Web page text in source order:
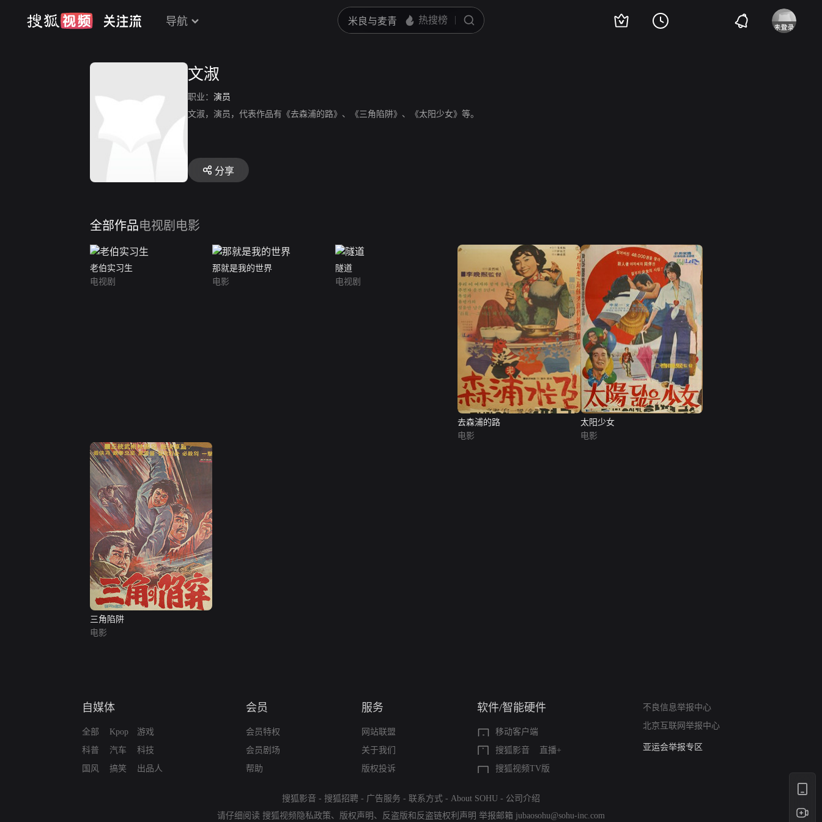
导航
文淑
职业： 演员
文淑，演员，代表作品有《去森浦的路》、《三角陷阱》、《太阳少女》等。
分享
全部作品电视剧 电影
老伯实习生
电视剧
那就是我的世界
电影
隧道
电视剧
去森浦的路
电影
太阳少女
电影
三角陷阱
电影
自媒体
全部
科普
国风
Kpop
汽车
搞笑
游戏
科技
出品人
会员
会员特权
会员剧场
帮助
服务
网站联盟
关于我们
版权投诉
软件/智能硬件
移动客户端
搜狐影音
直播+
搜狐视频TV版
不良信息举报中心
北京互联网举报中心
算法推荐专项举报
亚运会举报专区
搜狐影音 - 搜狐招聘 - 广告服务 - 联系方式 - About SOHU - 公司介绍
请仔细阅读 搜狐视频隐私政策、 版权声明 、 反盗版和反盗链权利声明 举报邮箱 jubaosohu@sohu-inc.com